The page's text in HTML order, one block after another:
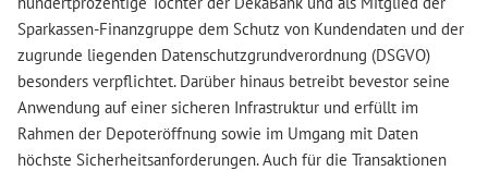
Sparkassen-Finanzgruppe dem Schutz von Kundendaten und der
zugrunde liegenden Datenschutzgrundverordnung (DSGVO)
besonders verpflichtet. Darüber hinaus betreibt bevestor seine
Anwendung auf einer sicheren Infrastruktur und erfüllt im
Rahmen der Depoteröffnung sowie im Umgang mit Daten
höchste Sicherheitsanforderungen. Auch für die Transaktionen